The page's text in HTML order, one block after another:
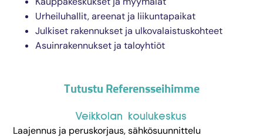
Urheiluhallit, areenat ja liikuntapaikat
Julkiset rakennukset ja ulkovalaistuskohteet
Asuinrakennukset ja taloyhtiöt
Tutustu Referensseihimme​
Veikkolan koulukeskus
Laajennus ja peruskorjaus, sähkösuunnittelu